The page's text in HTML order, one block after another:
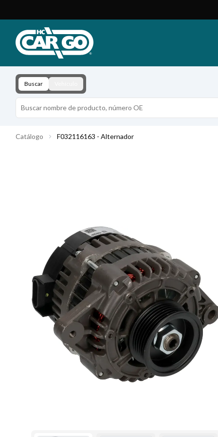
Descargar
Contacto
Buscar
Catálogo F032116163 - Alternador